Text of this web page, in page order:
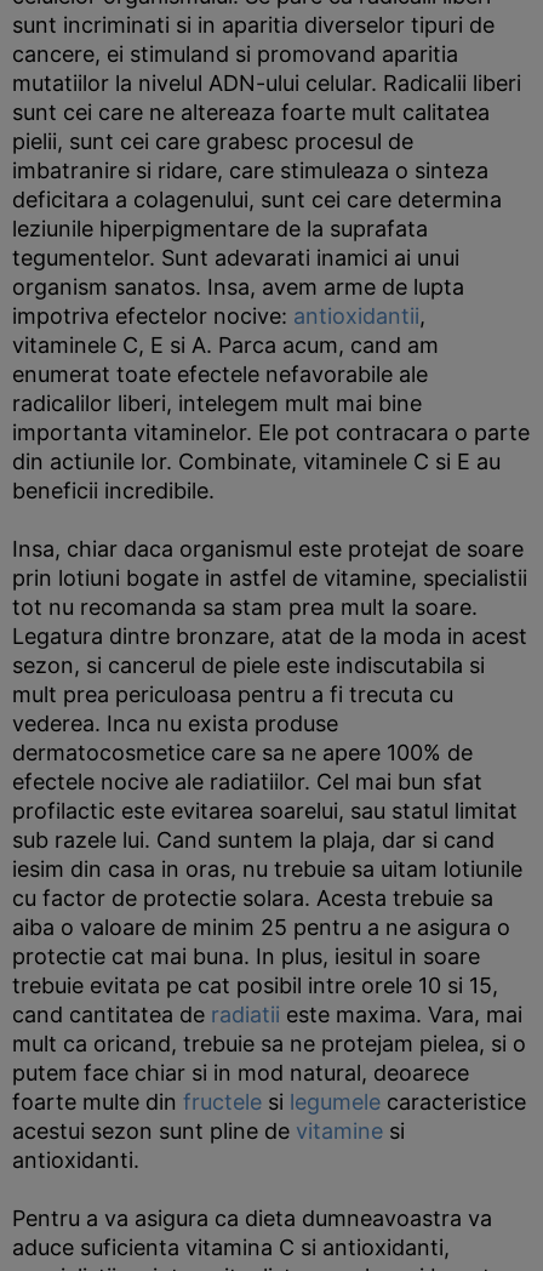
sunt incriminati si in aparitia diverselor tipuri de
cancere, ei stimuland si promovand aparitia
mutatiilor la nivelul ADN-ului celular. Radicalii liberi
sunt cei care ne altereaza foarte mult calitatea
pielii, sunt cei care grabesc procesul de
imbatranire si ridare, care stimuleaza o sinteza
deficitara a colagenului, sunt cei care determina
leziunile hiperpigmentare de la suprafata
tegumentelor. Sunt adevarati inamici ai unui
organism sanatos. Insa, avem arme de lupta
impotriva efectelor nocive: antioxidantii,
vitaminele C, E si A. Parca acum, cand am
enumerat toate efectele nefavorabile ale
radicalilor liberi, intelegem mult mai bine
importanta vitaminelor. Ele pot contracara o parte
din actiunile lor. Combinate, vitaminele C si E au
beneficii incredibile.
Insa, chiar daca organismul este protejat de soare
prin lotiuni bogate in astfel de vitamine, specialistii
tot nu recomanda sa stam prea mult la soare.
Legatura dintre bronzare, atat de la moda in acest
sezon, si cancerul de piele este indiscutabila si
mult prea periculoasa pentru a fi trecuta cu
vederea. Inca nu exista produse
dermatocosmetice care sa ne apere 100% de
efectele nocive ale radiatiilor. Cel mai bun sfat
profilactic este evitarea soarelui, sau statul limitat
sub razele lui. Cand suntem la plaja, dar si cand
iesim din casa in oras, nu trebuie sa uitam lotiunile
cu factor de protectie solara. Acesta trebuie sa
aiba o valoare de minim 25 pentru a ne asigura o
protectie cat mai buna. In plus, iesitul in soare
trebuie evitata pe cat posibil intre orele 10 si 15,
cand cantitatea de radiatii este maxima. Vara, mai
mult ca oricand, trebuie sa ne protejam pielea, si o
putem face chiar si in mod natural, deoarece
foarte multe din fructele si legumele caracteristice
acestui sezon sunt pline de vitamine si
antioxidanti.
Pentru a va asigura ca dieta dumneavoastra va
aduce suficienta vitamina C si antioxidanti,